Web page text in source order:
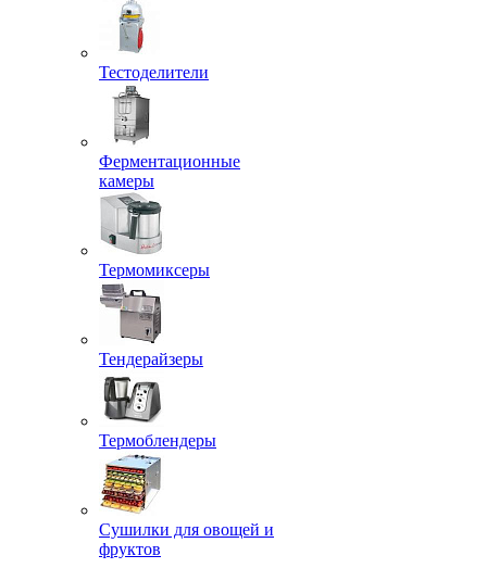
Тестоделители
Ферментационные
камеры
Термомиксеры
Тендерайзеры
Термоблендеры
Сушилки для овощей и
фруктов